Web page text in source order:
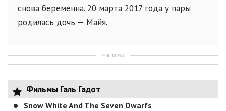
снова беременна. 20 марта 2017 года у пары
родилась дочь — Майя.
РЕКЛАМА
Фильмы Галь Гадот
Snow White And The Seven Dwarfs